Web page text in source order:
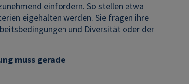
einfordern. So stellen etwa
eigehalten werden. Sie fragen ihre
und Diversität oder der
muss gerade